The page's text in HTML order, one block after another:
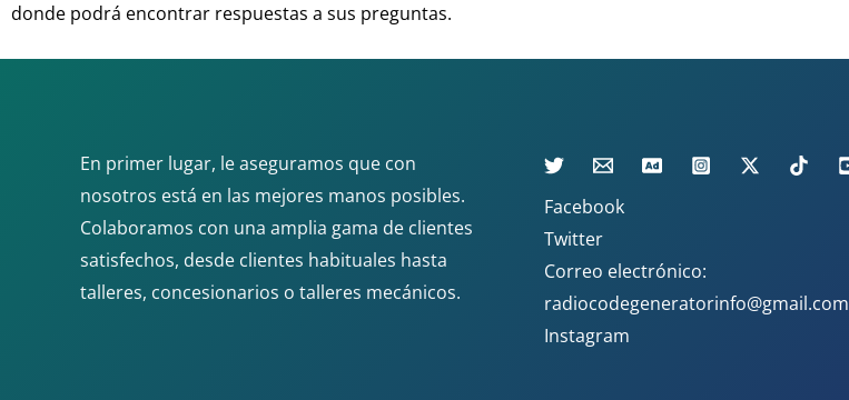
donde podrá encontrar respuestas a sus preguntas.
En primer lugar, le aseguramos que con
nosotros está en las mejores manos posibles.
Colaboramos con una amplia gama de clientes
satisfechos, desde clientes habituales hasta
talleres, concesionarios o talleres mecánicos.
Facebook
Twitter
Correo electrónico:
radiocodegeneratorinfo@gmail.com
Instagram